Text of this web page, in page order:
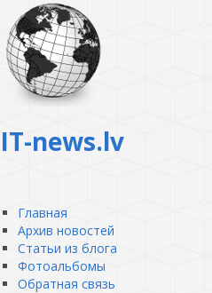
IT-news.lv
Главная
Архив новостей
Статьи из блога
Фотоальбомы
Обратная связь